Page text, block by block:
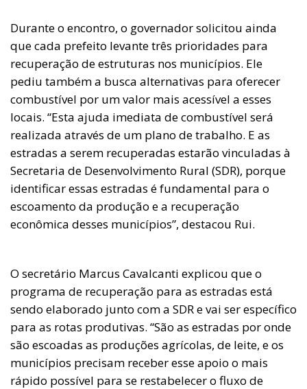
Durante o encontro, o governador solicitou ainda
que cada prefeito levante três prioridades para
recuperação de estruturas nos municípios. Ele
pediu também a busca alternativas para oferecer
combustível por um valor mais acessível a esses
locais. “Esta ajuda imediata de combustível será
realizada através de um plano de trabalho. E as
estradas a serem recuperadas estarão vinculadas à
Secretaria de Desenvolvimento Rural (SDR), porque
identificar essas estradas é fundamental para o
escoamento da produção e a recuperação
econômica desses municípios”, destacou Rui.
O secretário Marcus Cavalcanti explicou que o
programa de recuperação para as estradas está
sendo elaborado junto com a SDR e vai ser específico
para as rotas produtivas. “São as estradas por onde
são escoadas as produções agrícolas, de leite, e os
municípios precisam receber esse apoio o mais
rápido possível para se restabelecer o fluxo de